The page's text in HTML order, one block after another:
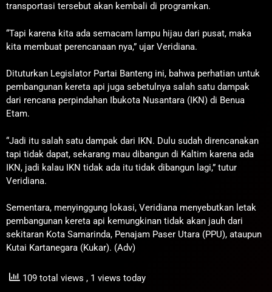
transportasi tersebut akan kembali di programkan.
“Tapi karena kita ada semacam lampu hijau dari pusat, maka
kita membuat perencanaan nya,” ujar Veridiana.
Dituturkan Legislator Partai Banteng ini, bahwa perhatian untuk
pembangunan kereta api juga sebetulnya salah satu dampak
dari rencana perpindahan Ibukota Nusantara (IKN) di Benua
Etam.
“Jadi itu salah satu dampak dari IKN. Dulu sudah direncanakan
tapi tidak dapat, sekarang mau dibangun di Kaltim karena ada
IKN, jadi kalau IKN tidak ada itu tidak dibangun lagi,” tutur
Veridiana.
Sementara, menyinggung lokasi, Veridiana menyebutkan letak
pembangunan kereta api kemungkinan tidak akan jauh dari
sekitaran Kota Samarinda, Penajam Paser Utara (PPU), ataupun
Kutai Kartanegara (Kukar). (Adv)
109 total views , 1 views today